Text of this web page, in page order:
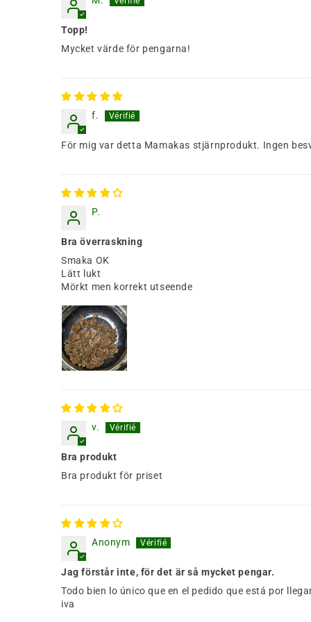
Topp!
Mycket värde för pengarna!
f.
För mig var detta Mamakas stjärnprodukt. Ingen
P.
Bra överraskning
Smaka OK
Lätt lukt
Mörkt men korrekt utseende
v.
Bra produkt
Bra produkt för priset
Anonym
Jag förstår inte, för det är så mycket pengar.
Todo bien lo único que en el pedido que está por
iva